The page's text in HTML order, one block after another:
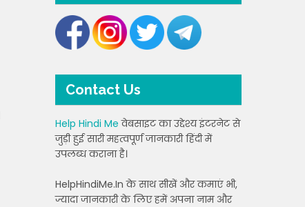
Contact Us
Help Hindi Me वेबसाइट का उद्देश्य इंटरनेट से
जुड़ी हुई सारी महत्वपूर्ण जानकारी हिंदी में
उपलब्ध कराना है।
HelpHindiMe.In के साथ सीखें और कमाएं भी,
ज्यादा जानकारी के लिए हमें अपना नाम और